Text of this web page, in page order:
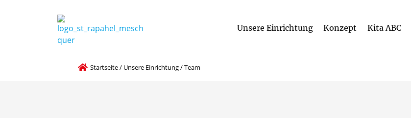
Unsere Einrichtung Konzept Kita ABC
Startseite/ Unsere Einrichtung/Team